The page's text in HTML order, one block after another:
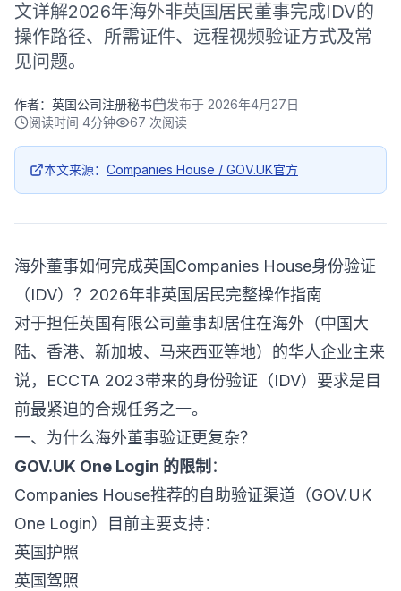
文详解2026年海外非英国居民董事完成IDV的
操作路径、所需证件、远程视频验证方式及常
见问题。
作者： 英国公司注册秘书 发布于 2026年4月27日
阅读时间 4分钟 67 次阅读
本文来源： Companies House / GOV.UK官方
海外董事如何完成英国Companies House身份验证
（IDV）？2026年非英国居民完整操作指南
对于担任英国有限公司董事却居住在海外（中国大
陆、香港、新加坡、马来西亚等地）的华人企业主来
说，ECCTA 2023带来的身份验证（IDV）要求是目
前最紧迫的合规任务之一。
一、为什么海外董事验证更复杂？
GOV.UK One Login 的限制 ：
Companies House推荐的自助验证渠道（GOV.UK
One Login）目前主要支持：
英国护照
英国驾照